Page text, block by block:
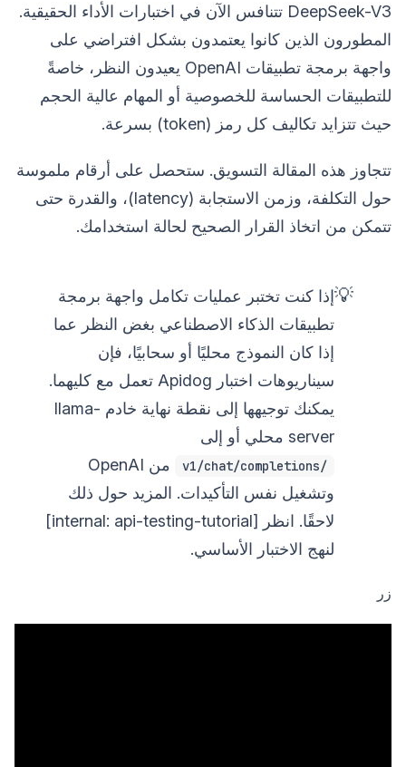
DeepSeek-V3 تتنافس الآن في اختبارات الأداء الحقيقية.
المطورون الذين كانوا يعتمدون بشكل افتراضي على
واجهة برمجة تطبيقات OpenAI يعيدون النظر، خاصةً
للتطبيقات الحساسة للخصوصية أو المهام عالية الحجم
حيث تتزايد تكاليف كل رمز (token) بسرعة.
تتجاوز هذه المقالة التسويق. ستحصل على أرقام ملموسة
حول التكلفة، وزمن الاستجابة (latency)، والقدرة حتى
تتمكن من اتخاذ القرار الصحيح لحالة استخدامك.
💡إذا كنت تختبر عمليات تكامل واجهة برمجة
تطبيقات الذكاء الاصطناعي بغض النظر عما
إذا كان النموذج محليًا أو سحابيًا، فإن
سيناريوهات اختبار Apidog تعمل مع كليهما.
يمكنك توجيهها إلى نقطة نهاية خادم llama-
server محلي أو إلى
/v1/chat/completions
من OpenAI
وتشغيل نفس التأكيدات. المزيد حول ذلك
لاحقًا. انظر [internal: api-testing-tutorial]
لنهج الاختبار الأساسي.
زر